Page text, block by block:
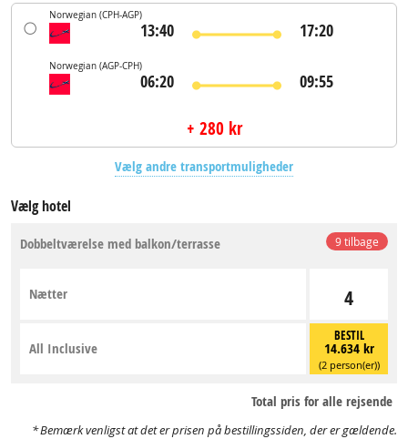
Norwegian (CPH-AGP)
13:40 17:20
Norwegian (AGP-CPH)
06:20 09:55
+ 280 kr
Vælg andre transportmuligheder
Vælg hotel
9 tilbage
Dobbeltværelse med balkon/terrasse
4
Nætter
BESTIL
14.634 kr
(2 person(er))
All Inclusive
Total pris for alle rejsende
Bemærk venligst at det er prisen på bestillingssiden, der er gældende.